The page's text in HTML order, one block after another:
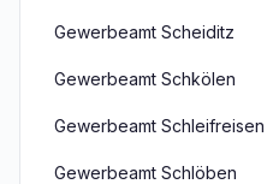
Gewerbeamt Scheiditz
Gewerbeamt Schkölen
Gewerbeamt Schleifreisen
Gewerbeamt Schlöben